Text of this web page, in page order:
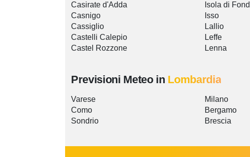
Casirate d'Adda
Casnigo
Cassiglio
Castelli Calepio
Castel Rozzone
Isola di
Isso
Lallio
Leffe
Lenna
Previsioni Meteo in Lombardia
Varese
Como
Sondrio
Milano
Bergamo
Brescia